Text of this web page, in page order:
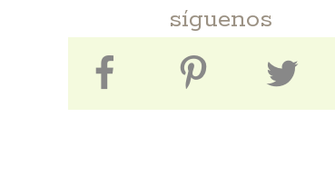
síguenos